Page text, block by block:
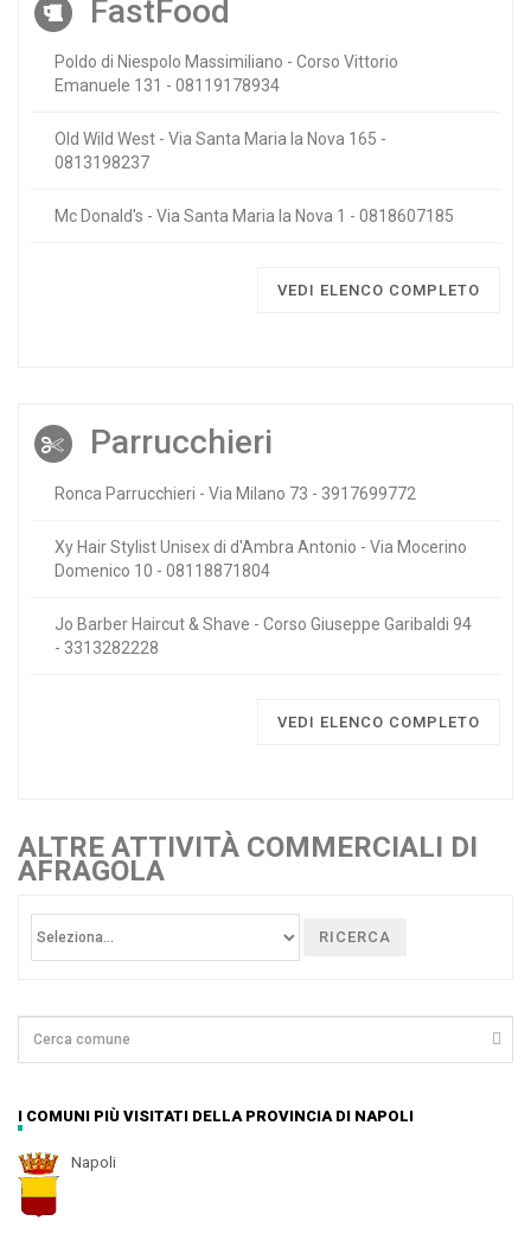
FastFood
Poldo di Niespolo Massimiliano - Corso Vittorio
Emanuele 131 - 08119178934
Old Wild West - Via Santa Maria la Nova 165 -
0813198237
Mc Donald's - Via Santa Maria la Nova 1 - 0818607185
VEDI ELENCO COMPLETO
Parrucchieri
Ronca Parrucchieri - Via Milano 73 - 3917699772
Xy Hair Stylist Unisex di d'Ambra Antonio - Via Mocerino
Domenico 10 - 08118871804
Jo Barber Haircut & Shave - Corso Giuseppe Garibaldi 94
- 3313282228
VEDI ELENCO COMPLETO
ALTRE ATTIVITÀ COMMERCIALI DI
AFRAGOLA
RICERCA
I COMUNI PIÙ VISITATI DELLA PROVINCIA DI NAPOLI
Napoli